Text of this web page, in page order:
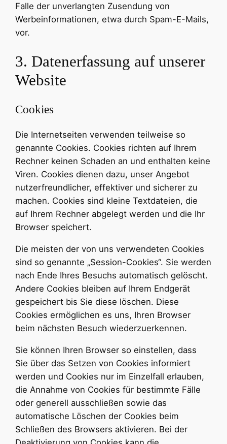
Falle der unverlangten Zusendung von
Werbeinformationen, etwa durch Spam-E-Mails,
vor.
3. Datenerfassung auf unserer
Website
Cookies
Die Internetseiten verwenden teilweise so
genannte Cookies. Cookies richten auf Ihrem
Rechner keinen Schaden an und enthalten keine
Viren. Cookies dienen dazu, unser Angebot
nutzerfreundlicher, effektiver und sicherer zu
machen. Cookies sind kleine Textdateien, die
auf Ihrem Rechner abgelegt werden und die Ihr
Browser speichert.
Die meisten der von uns verwendeten Cookies
sind so genannte „Session-Cookies“. Sie werden
nach Ende Ihres Besuchs automatisch gelöscht.
Andere Cookies bleiben auf Ihrem Endgerät
gespeichert bis Sie diese löschen. Diese
Cookies ermöglichen es uns, Ihren Browser
beim nächsten Besuch wiederzuerkennen.
Sie können Ihren Browser so einstellen, dass
Sie über das Setzen von Cookies informiert
werden und Cookies nur im Einzelfall erlauben,
die Annahme von Cookies für bestimmte Fälle
oder generell ausschließen sowie das
automatische Löschen der Cookies beim
Schließen des Browsers aktivieren. Bei der